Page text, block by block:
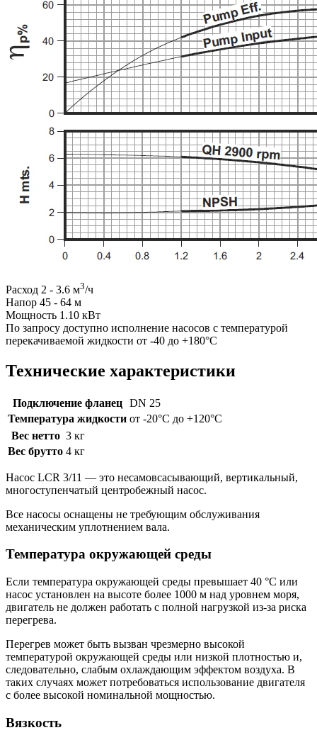
Расход 2 - 3.6 м3/ч
Напор 45 - 64 м
Мощность 1.10 кВт
По запросу доступно исполнение насосов с температурой
перекачиваемой жидкости от -40 до +180°C
Технические характеристики
Подключение фланец
DN 25
Температура жидкости от -20°C до +120°C
Вес нетто 3 кг
Вес брутто 4 кг
Насос LCR 3/11 — это несамовсасывающий, вертикальный,
многоступенчатый центробежный насос.
Все насосы оснащены не требующим обслуживания
механическим уплотнением вала.
Температура окружающей среды
Если температура окружающей среды превышает 40 °C или
насос установлен на высоте более 1000 м над уровнем моря,
двигатель не должен работать с полной нагрузкой из-за риска
перегрева.
Перегрев может быть вызван чрезмерно высокой
температурой окружающей среды или низкой плотностью и,
следовательно, слабым охлаждающим эффектом воздуха. В
таких случаях может потребоваться использование двигателя
с более высокой номинальной мощностью.
Вязкость